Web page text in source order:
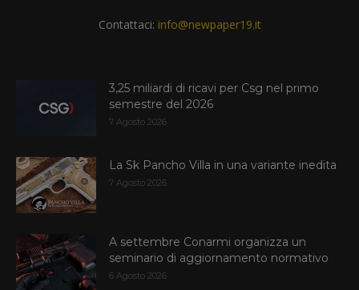
Contattaci: info@newpaper19.it
3,25 miliardi di ricavi per Csg nel primo
semestre del 2026
7 Agosto 2026
La Sk Pancho Villa in una variante inedita
7 Agosto 2026
A settembre Conarmi organizza un
seminario di aggiornamento normativo
6 Agosto 2026